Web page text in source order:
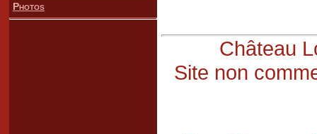
Photos
Château
Site non